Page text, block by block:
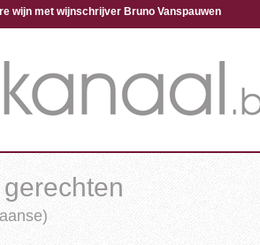
wijn met wijnschrijver Bruno Vanspauwen